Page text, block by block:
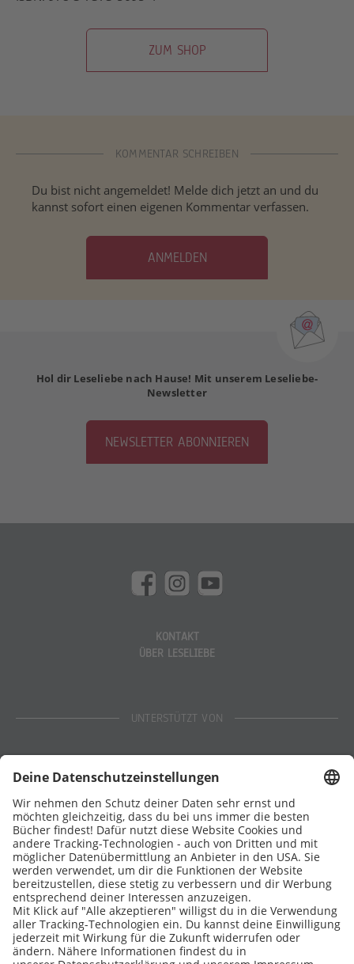
ZUM SHOP
KOMMENTAR SCHREIBEN
Du bist nicht angemeldet! Melde dich jetzt an und du
kannst sofort einen eigenen Kommentar verfassen.
ANMELDEN
Hol dir Leseliebe nach Hause! Mit unserem Leseliebe-
Newsletter
NEWSLETTER ABONNIEREN
KONTAKT
ÜBER LESELIEBE
UNTERSTÜTZT VON
Stiftung Lesen
DATENSCHUTZ
IMPRESSUM
COOKIES